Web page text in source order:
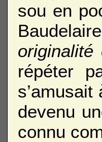
sou en
originalité
répéter
devenu
connu